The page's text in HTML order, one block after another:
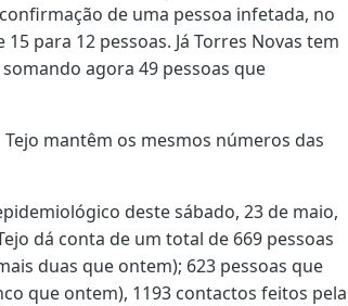
de uma pessoa infetada, no
para 12 pessoas. Já Torres Novas tem
agora 49 pessoas que
mantêm os mesmos números das
deste sábado, 23 de maio,
dá conta de um total de 669 pessoas
duas que ontem); 623 pessoas que
que ontem), 1193 contactos feitos pela